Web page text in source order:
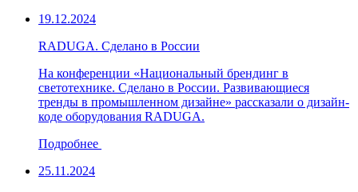
19.12.2024
RADUGA. Сделано в России
На конференции «Национальный брендинг в
светотехнике. Сделано в России. Развивающиеся
тренды в промышленном дизайне» рассказали о дизайн-
коде оборудования RADUGA.
Подробнее
25.11.2024